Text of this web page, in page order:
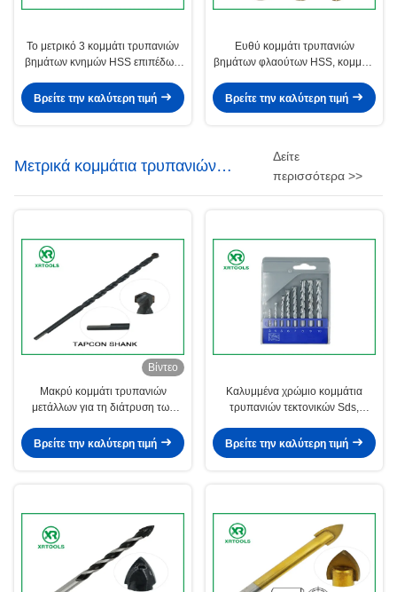
Το μετρικό 3 κομμάτι τρυπανιών
βημάτων κνημών HSS επιπέδων,
το διακόπτη τσιπ κομματιών
τρυπανιών
Βρείτε την καλύτερη τιμή
Ευθύ κομμάτι τρυπανιών
βημάτων φλαούτων HSS, κομμάτι
την πολλαπλάσια τρύπα
Βρείτε την καλύτερη τιμή
Μετρικά κομμάτια τρυπανιών
τεκτονικών
Δείτε
περισσότερα >>
Βίντεο
Μακρύ κομμάτι τρυπανιών
μετάλλων για τη διάτρυση των
τρυπανιών τσιμέντου αγκύρων
βιδών Tapcon
Βρείτε την καλύτερη τιμή
Καλυμμένα χρώμιο κομμάτια
τρυπανιών τεκτονικών Sds,
τρυπανιών τεκτονικών για το
τούβλο
Βρείτε την καλύτερη τιμή